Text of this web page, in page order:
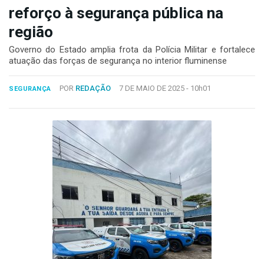
TV
COLUNAS
2024
Desenvolvido
reforço à segurança pública na
região
Governo do Estado amplia frota da Polícia Militar e fortalece
atuação das forças de segurança no interior fluminense
SEGURANÇA POR REDAÇÃO 7 DE MAIO DE 2025 - 10h01